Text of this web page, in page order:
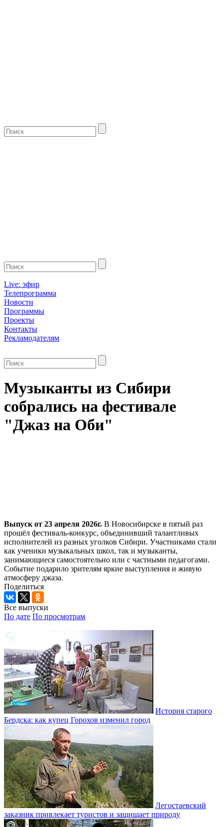
Live: эфир
Телепрограмма
Новости
Программы
Проекты
Контакты
Рекламодателям
Музыканты из Сибири
собрались на фестивале
"Джаз на Оби"
Выпуск от 23 апреля 2026г. В Новосибирске в пятый раз
прошёл фестиваль-конкурс, объединивший талантливых
исполнителей из разных уголков Сибири. Участниками стали
как ученики музыкальных школ, так и музыканты,
занимающиеся самостоятельно или с частными педагогами.
Событие подарило зрителям яркие выступления и живую
атмосферу джаза.
Поделиться
Все выпуски
По дате По просмотрам
История старого
Бердска: как купец Горохов изменил город
Легостаевский
заказник привлекает туристов и защищает природу